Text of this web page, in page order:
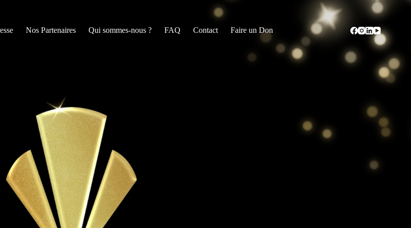
Nos Partenaires Qui sommes-nous ? FAQ Contact Faire un Don